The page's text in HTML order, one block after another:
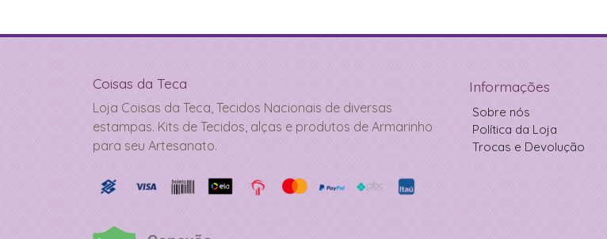
Informações
Sobre nós
Política da Loja
Trocas e Devolução
Coisas da Teca
Loja Coisas da Teca, Tecidos Nacionais de diversas
estampas. Kits de Tecidos, alças e produtos de Armarinho
para seu Artesanato.